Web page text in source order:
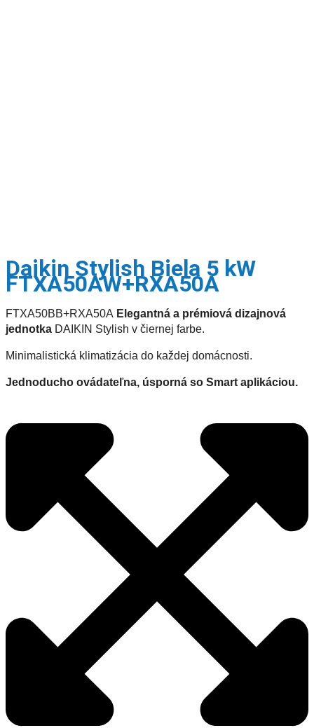
Daikin Stylish Biela 5 kW
FTXA50AW+RXA50A
FTXA50BB+RXA50A Elegantná a prémiová dizajnová
jednotka DAIKIN Stylish v čiernej farbe.
Minimalistická klimatizácia do každej domácnosti.
Jednoducho ovádateľna, úsporná so Smart aplikáciou.